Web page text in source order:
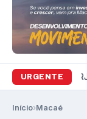
URGENTE
Variedades
Início›Macaé